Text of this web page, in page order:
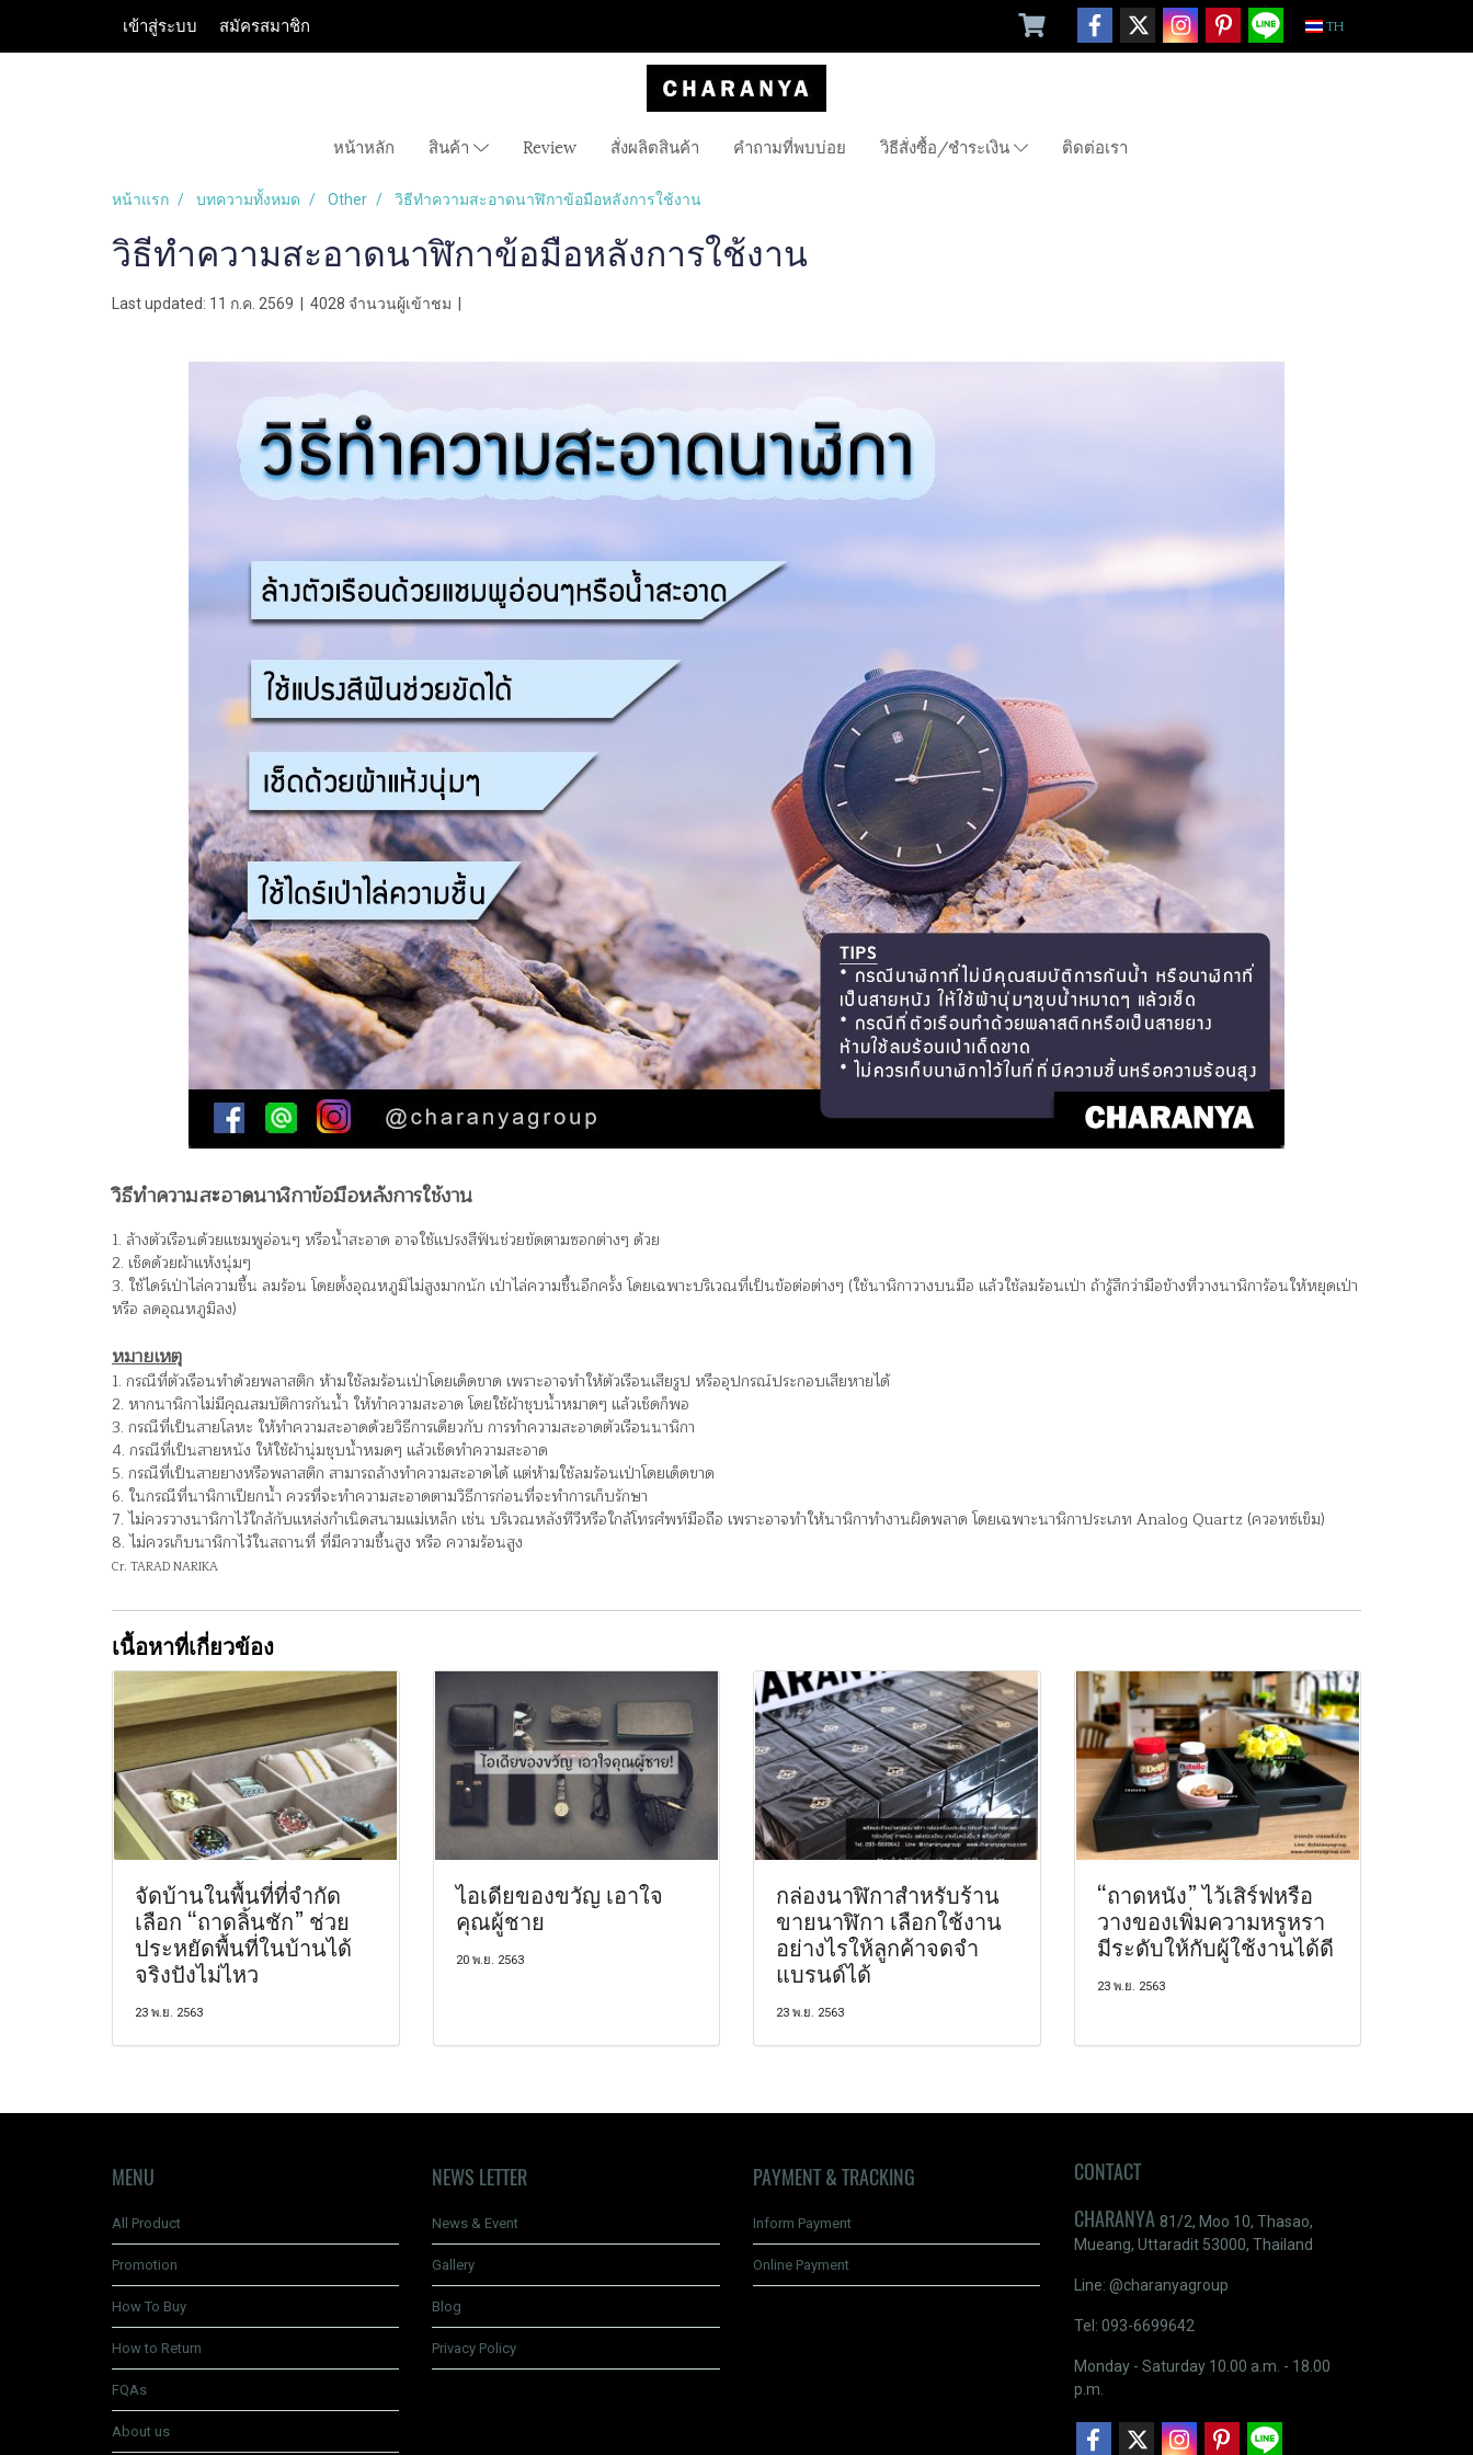
เข้าสู่ระบบ สมัครสมาชิก TH
หน้าหลัก สินค้า Review สั่งผลิตสินค้า คำถามที่พบบ่อย วิธีสั่งซื้อ/ชำระเงิน ติดต่อเรา
หน้าแรก บทความทั้งหมด Other วิธีทำความสะอาดนาฬิกาข้อมือหลังการใช้งาน
วิธีทำความสะอาดนาฬิกาข้อมือหลังการใช้งาน
Last updated: 11 ก.ค. 2569 4028 จำนวนผู้เข้าชม
วิธีทำความสะอาดนาฬิกาข้อมือหลังการใช้งาน
1. ล้างตัวเรือนด้วยแชมพูอ่อนๆ หรือน้ำสะอาด อาจใช้แปรงสีฟันช่วยขัดตามซอกต่างๆ ด้วย
2. เช็ดด้วยผ้าแห้งนุ่มๆ
3. ใช้ไดร์เป่าไล่ความชื้น ลมร้อน โดยตั้งอุณหภูมิไม่สูงมากนัก เป่าไล่ความชื้นอีกครั้ง โดยเฉพาะบริเวณที่เป็นข้อต่อต่างๆ (ใช้นาฬิกาวางบนมือ แล้วใช้ลมร้อนเป่า ถ้ารู้สึกว่ามือข้างที่วางนาฬิการ้อนให้หยุดเป่า
หรือ ลดอุณหภูมิลง)
หมายเหตุ
1. กรณีที่ตัวเรือนทำด้วยพลาสติก ห้ามใช้ลมร้อนเป่าโดยเด็ดขาด เพราะอาจทำให้ตัวเรือนเสียรูป หรืออุปกรณ์ประกอบเสียหายได้
2. หากนาฬิกาไม่มีคุณสมบัติการกันน้ำ ให้ทำความสะอาด โดยใช้ผ้าชุบน้ำหมาดๆ แล้วเช็ดก็พอ
3. กรณีที่เป็นสายโลหะ ให้ทำความสะอาดด้วยวิธีการเดียวกับ การทำความสะอาดตัวเรือนนาฬิกา
4. กรณีที่เป็นสายหนัง ให้ใช้ผ้านุ่มชุบน้ำหมดๆ แล้วเช็ดทำความสะอาด
5. กรณีที่เป็นสายยางหรือพลาสติก สามารถล้างทำความสะอาดได้ แต่ห้ามใช้ลมร้อนเป่าโดยเด็ดขาด
6. ในกรณีที่นาฬิกาเปียกน้ำ ควรที่จะทำความสะอาดตามวิธีการก่อนที่จะทำการเก็บรักษา
7. ไม่ควรวางนาฬิกาไว้ใกล้กับแหล่งกำเนิดสนามแม่เหล็ก เช่น บริเวณหลังทีวีหรือใกล้โทรศํพท์มือถือ เพราะอาจทำให้นาฬิกาทำงานผิดพลาด โดยเฉพาะนาฬิกาประเภท Analog Quartz (ควอทซ์เข็ม)
8. ไม่ควรเก็บนาฬิกาไว้ในสถานที่ ที่มีความชื้นสูง หรือ ความร้อนสูง
Cr. TARAD NARIKA
เนื้อหาที่เกี่ยวข้อง
จัดบ้านในพื้นที่ที่จำกัด
เลือก “ถาดลิ้นชัก” ช่วย
ประหยัดพื้นที่ในบ้านได้
จริงปังไม่ไหว
23 พ.ย. 2563
ไอเดียของขวัญ เอาใจ
คุณผู้ชาย
20 พ.ย. 2563
กล่องนาฬิกาสำหรับร้าน
ขายนาฬิกา เลือกใช้งาน
อย่างไรให้ลูกค้าจดจำ
แบรนด์ได้
23 พ.ย. 2563
“ถาดหนัง” ไว้เสิร์ฟหรือ
วางของเพิ่มความหรูหรา
มีระดับให้กับผู้ใช้งานได้ดี
23 พ.ย. 2563
MENU
All Product
Promotion
How To Buy
How to Return
FQAs
About us
NEWS LETTER
News & Event
Gallery
Blog
Privacy Policy
PAYMENT & TRACKING
Inform Payment
Online Payment
CONTACT
CHARANYA 81/2, Moo 10, Thasao,
Mueang, Uttaradit 53000, Thailand
Line: @charanyagroup
Tel: 093-6699642
Monday - Saturday 10.00 a.m. - 18.00
p.m.